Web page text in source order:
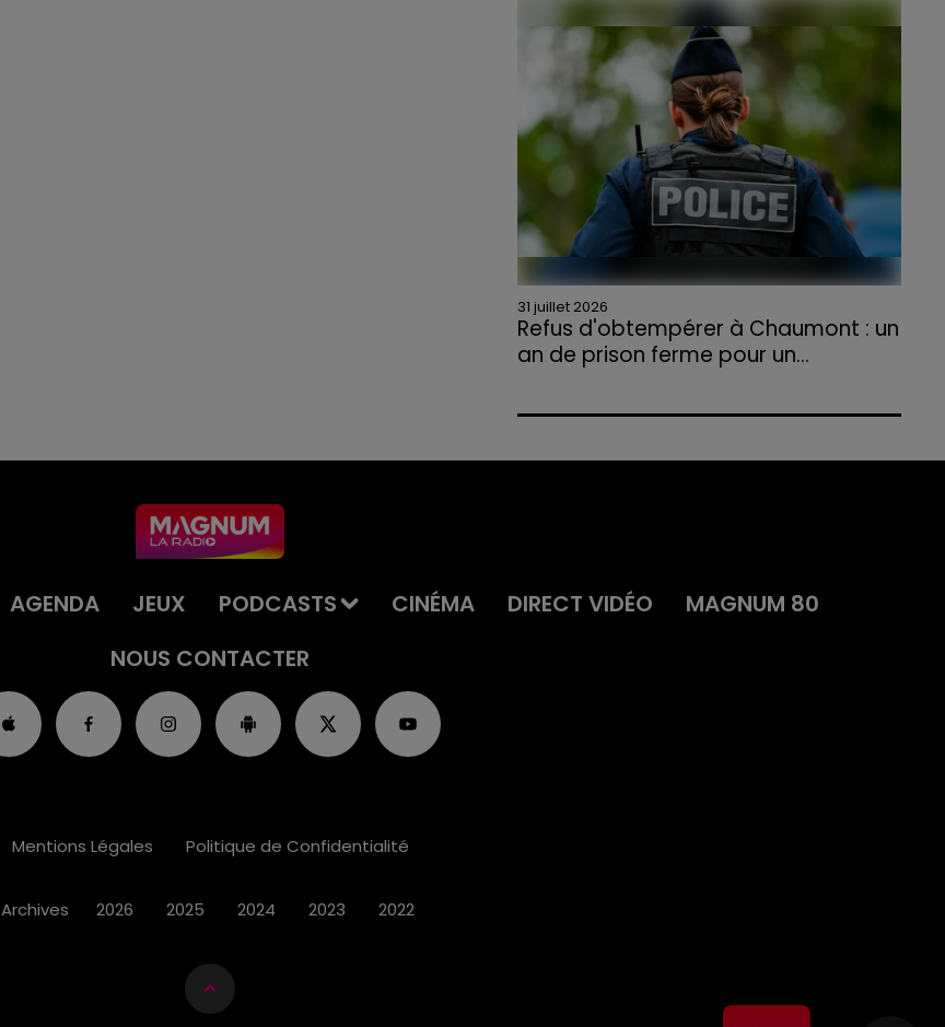
départs de feu, la Chambre d'agriculture
des Vosges a lancé un appel aux
agriculteurs volontaires pour venir en aide...
31 juillet 2026
Refus d'obtempérer à Chaumont : un
an de prison ferme pour un...
l'annulation de son permis et la confiscation
AGENDA JEUX PODCASTS CINÉMA DIRECT VIDÉO
MAGNUM 80
NOUS CONTACTER
Mentions Légales Politique de Confidentialité
Archives 2026 2025 2024 2023 2022